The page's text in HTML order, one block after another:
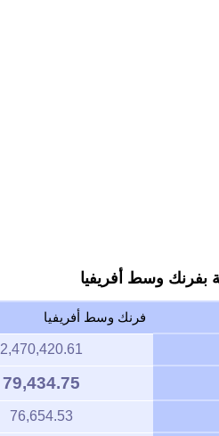
بفرنك وسط أفريفيا
فرنك وسط أفريفيا
2,470,420.61
79,434.75
76,654.53